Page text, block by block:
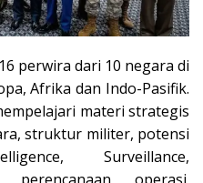
perwira dari 10 negara di
Afrika dan Indo-Pasifik.
materi strategis
struktur militer, potensi
Surveillance,